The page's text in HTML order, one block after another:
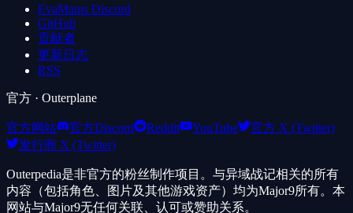
EvaMains Discord
GitHub
贡献者
更新日志
RSS
官方 · Outerplane
官方网站 官方Discord Reddit YouTube
官方 X (Twitter)
发行商 X (Twitter)
Outerpedia是非官方的粉丝制作项目。与异域战记相关的所有
内容（包括角色、图片及其他游戏资产）均为Major9所有。本
网站与Major9无任何关联、认可或赞助关系。